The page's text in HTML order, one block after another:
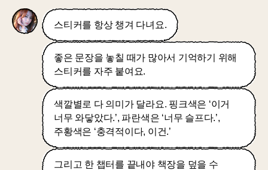
스티커를 항상 챙겨 다녀요.
좋은 문장을 놓칠 때가 많아서 기억하기 위해
스티커를 자주 붙여요.
색깔별로 다 의미가 달라요. 핑크색은 ‘이거
너무 와닿았다.’, 파란색은 ‘너무 슬프다.’,
주황색은 ‘충격적이다, 이건.’
그리고 한 챕터를 끝내야 책장을 덮을 수